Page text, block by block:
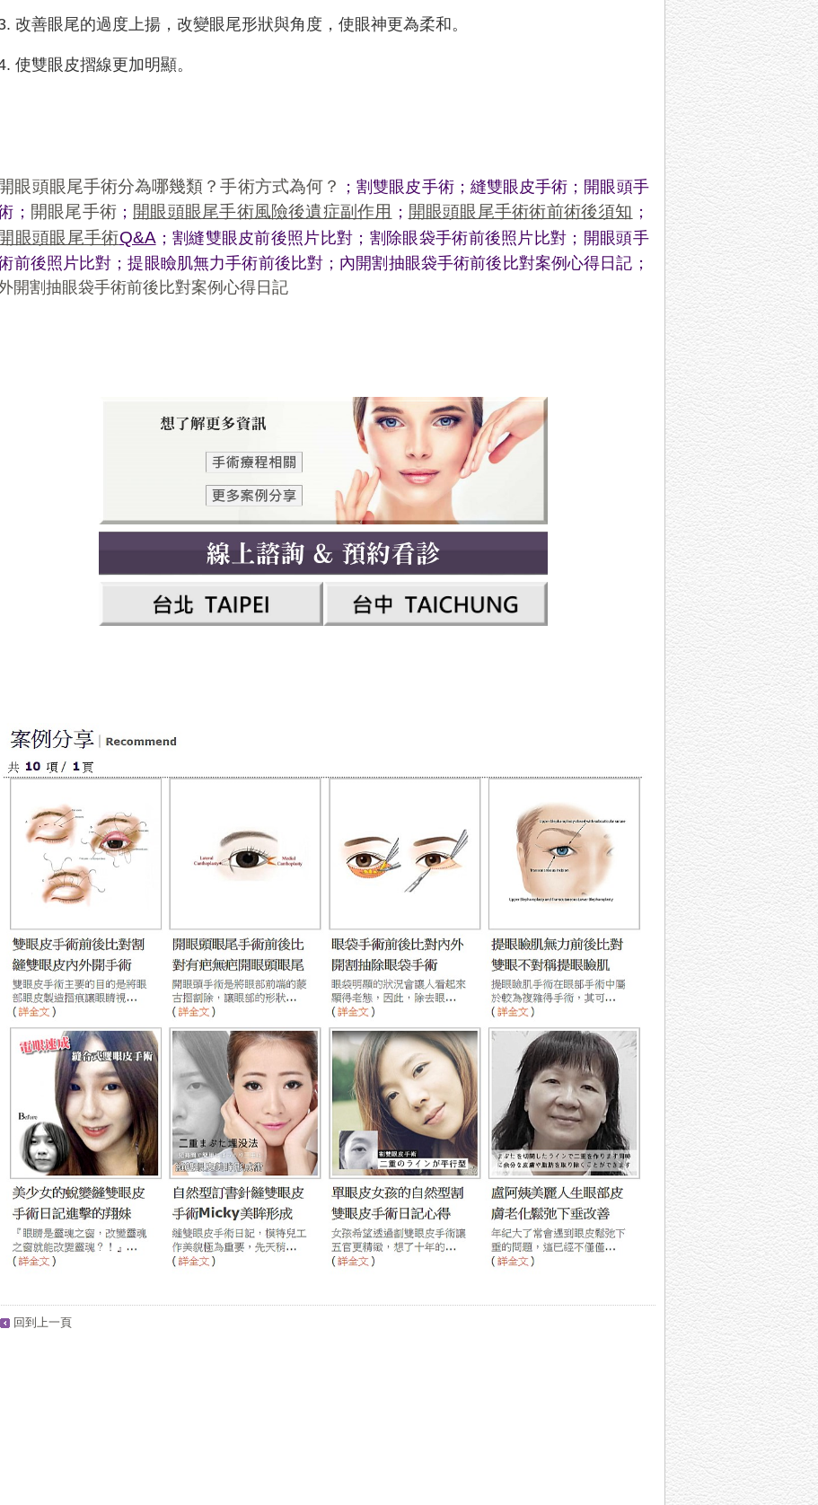
改善眼尾的過度上揚，改變眼尾形狀與角度，使眼神更為柔和。
使雙眼皮摺線更加明顯。
開眼頭眼尾手術分為哪幾類？手術方式為何？ ；割雙眼皮手術； 縫雙眼皮手術 ； 開眼頭手
； 開眼尾手術； 開眼頭眼尾手術風險後遺症副作用 ； 開眼頭眼尾手術術前術後須知 ；
開眼頭眼尾手術Q&A； 割縫雙眼皮前後照片比對 ； 割除眼袋手術前後照片比對 ； 開眼頭手
前後照片比對 ；提眼瞼肌無力手術前後比對 ； 內開割抽眼袋手術前後比對案例心得日記 ；
開割抽眼袋手術前後比對案例心得日記
回到上一頁